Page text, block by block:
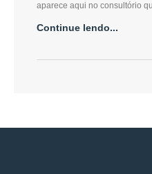
aparece aqui no consultório
Continue lendo...